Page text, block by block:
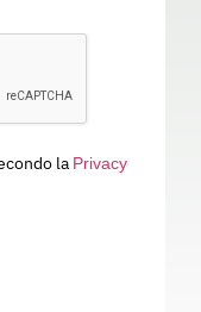
la Privacy